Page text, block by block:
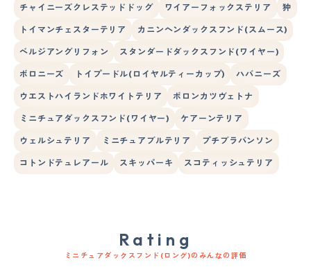
チャイニーズクレステッドドッグ ワイアーフォックステリア 狆
トイマンチェスターテリア カニンヘンダックスフンド(スムース)
ベルジアングリフォン スタンダードダックスフンド(ワイヤー)
ボロニーズ トイプードル(ロイヤルティーカップ) ハバニーズ
ウエストハイランドホワイトテリア ボロンカツヴェトナ
ミニチュアダックスフンド(ワイヤー) ケアーンテリア
ウェルシュテリア ミニチュアブルテリア プチブラバンソン
コトンドテュレアール スキッパーキ スコティッシュテリア
Rating
ミニチュアダックスフンド(ロング)のみんなの評価